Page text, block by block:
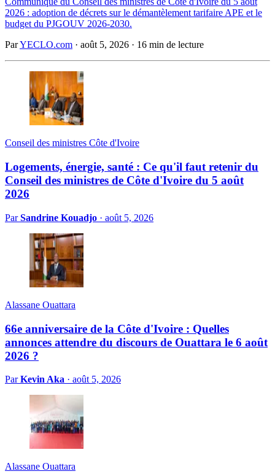
2026 : adoption de décrets sur le démantèlement tarifaire APE et le
budget du PJGOUV 2026-2030.
ParYECLO.com · août 5, 2026 · 16 min de lecture
Conseil des ministres Côte d'Ivoire
Logements, énergie, santé : Ce qu'il faut retenir du
Conseil des ministres de Côte d'Ivoire du 5 août
2026
ParSandrine Kouadjo · août 5, 2026
Alassane Ouattara
66e anniversaire de la Côte d'Ivoire : Quelles
annonces attendre du discours de Ouattara le 6 août
2026 ?
ParKevin Aka · août 5, 2026
Alassane Ouattara